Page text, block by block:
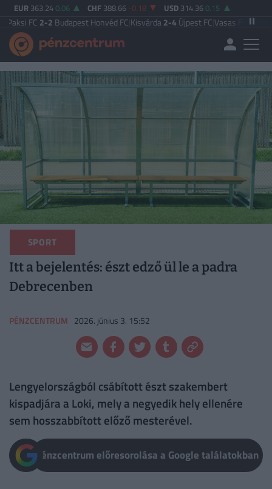
EUR 363.24 0.06 CHF 388.66 -0.18 USD 314.36 0.15
Budapest Honvéd FC|Kisvárda2-4 Újpest FC|Vasas FC5-0Zalaegerszegi
SPORT
Itt a bejelentés: észt edző ül le a padra
Debrecenben
PÉNZCENTRUM 2026. június 3. 15:52
Lengyelországból csábított észt szakembert
kispadjára a Loki, mely a negyedik hely ellenére
sem hosszabbított előző mesterével.
Pénzcentrum előresorolása a Google találatokban